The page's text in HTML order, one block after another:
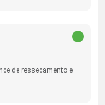
de ressecamento e